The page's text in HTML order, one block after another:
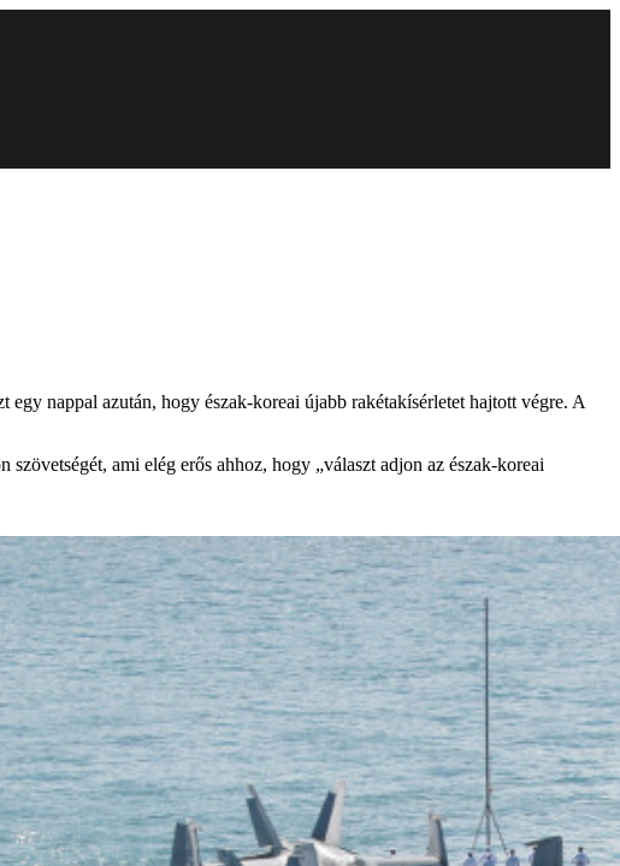
nappal azután, hogy észak-koreai újabb rakétakísérletet hajtott végre. A
ami elég erős ahhoz, hogy „választ adjon az észak-koreai